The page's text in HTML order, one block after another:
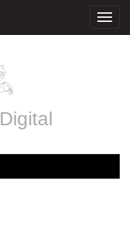
Digital